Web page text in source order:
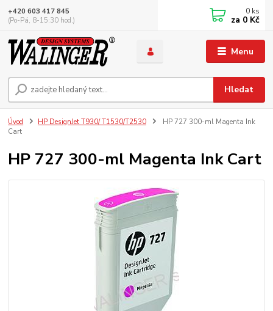
Menu
Hledat
+420 603 417 845
(Po-Pá, 8-15:30 hod.)
0 ks
za 0 Kč
Úvod HP DesignJet T930/ T1530/T2530
HP 727 300-ml Magenta Ink
Cart
HP 727 300-ml Magenta Ink Cart